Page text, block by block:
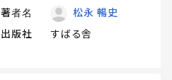
著者名
松永 暢史
出版社
すばる舎